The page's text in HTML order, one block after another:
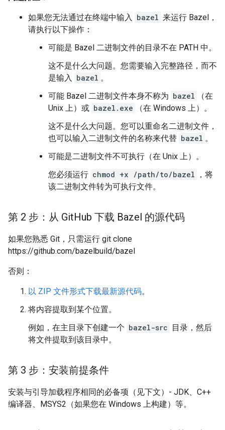
如果您无法通过在终端中输入 bazel 来运行 Bazel，
请执行以下操作：
可能是 Bazel 二进制文件的目录不在 PATH 中。
这不是什么大问题。您需要输入完整路径，而不
是输入 bazel 。
可能 Bazel 二进制文件本身不称为 bazel
（在
Unix 上）或 bazel.exe
（在 Windows 上）。
这不是什么大问题。您可以重命名二进制文件，
也可以输入二进制文件的名称来代替 bazel 。
可能是二进制文件不可执行（在 Unix 上）。
您必须运行 chmod +x /path/to/bazel
，将
该二进制文件转为可执行文件。
第 2 步：从 GitHub 下载 Bazel 的源代码
如果您熟悉 Git，只需运行 git clone
https://github.com/bazelbuild/bazel
否则：
以 ZIP 文件形式下载最新源代码。
将内容提取到某个位置。
例如，在主目录下创建一个 bazel-src 目录，然后
将文件提取到该目录中。
第 3 步：安装前提条件
安装与引导加载程序相同的必备项（见下文）- JDK、C++
编译器、MSYS2（如果您在 Windows 上构建）等。